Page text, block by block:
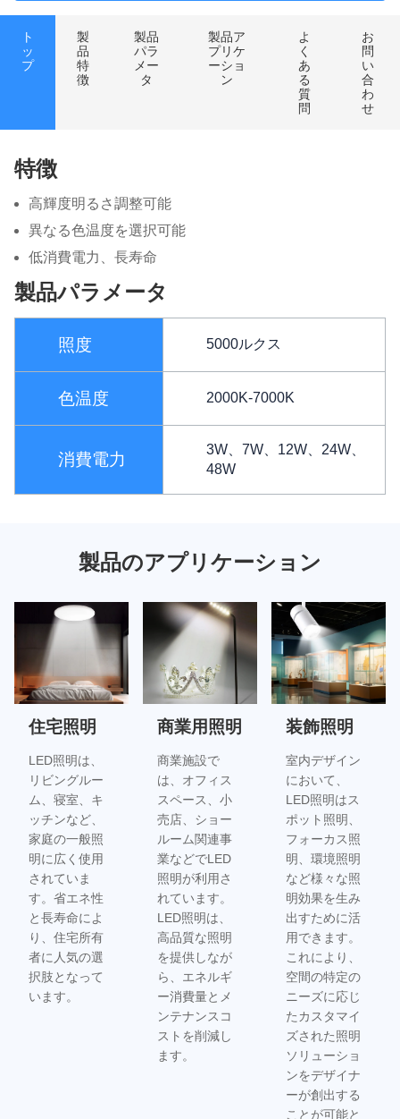
ト
ッ
プ
製
品
特
徴
製品
パラ
メー
タ
製品ア
プリケ
ーショ
ン
よ
く
あ
る
質
問
お
問
い
合
わ
せ
特徴
高輝度明るさ調整可能
異なる色温度を選択可能
低消費電力、長寿命
製品パラメータ
照度 5000ルクス
色温度 2000K-7000K
消費電力
3W、7W、12W、24W、
48W
製品のアプリケーション
住宅照明
LED照明は、
リビングルー
ム、寝室、キ
ッチンなど、
家庭の一般照
明に広く使用
されていま
す。省エネ性
と長寿命によ
り、住宅所有
者に人気の選
択肢となって
います。
商業用照明
商業施設で
は、オフィス
スペース、小
売店、ショー
ルーム関連事
業などでLED
照明が利用さ
れています。
LED照明は、
高品質な照明
を提供しなが
ら、エネルギ
ー消費量とメ
ンテナンスコ
ストを削減し
ます。
装飾照明
室内デザイン
において、
LED照明はス
ポット照明、
フォーカス照
明、環境照明
など様々な照
明効果を生み
出すために活
用できます。
これにより、
空間の特定の
ニーズに応じ
たカスタマイ
ズされた照明
ソリューショ
ンをデザイナ
ーが創出する
ことが可能と